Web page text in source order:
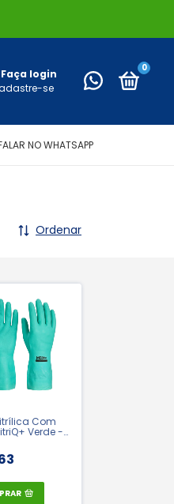
Faça login
se
0
NO WHATSAPP
Ordenar
Com
Verde -